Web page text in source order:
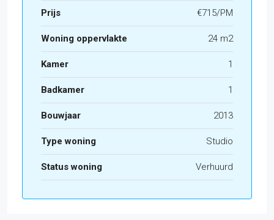
Prijs €715/PM
Woning oppervlakte 24 m2
Kamer 1
Badkamer 1
Bouwjaar 2013
Type woning Studio
Status woning Verhuurd